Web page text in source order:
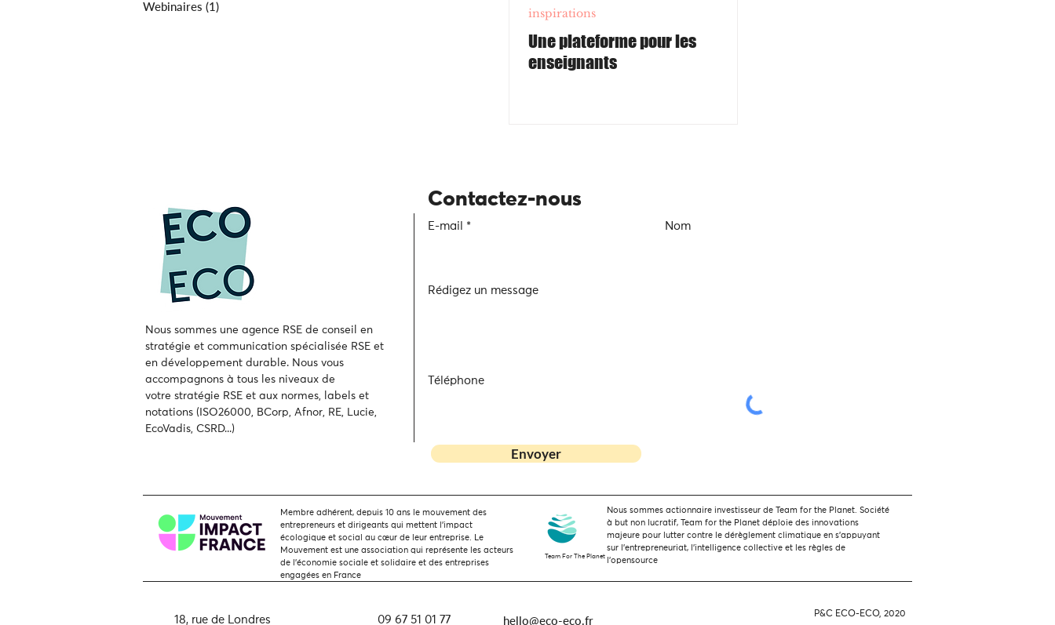
Webinaires (1) inspirations
Une plateforme pour les
enseignants
Nous sommes une agence RSE de conseil en
stratégie et communication spécialisée RSE et
en développement durable. Nous vous
accompagnons à tous les niveaux de
votrestratégie RSE et aux normes, labels et
notations (ISO26000, BCorp, Afnor, RE, Lucie,
EcoVadis, CSRD...)
Contactez-nous
E-mail Nom
Rédigez un message
Téléphone
Envoyer
Membre adhérent, depuis 10 ans le mouvement des
entrepreneurs et dirigeants qui mettent l’impact
écologique et social au cœur de leur entreprise. Le
Mouvement est une association qui représente les acteurs
de l'économie sociale et solidaire et des entreprises
engagées en France
Nous sommes actionnaire investisseur de Team for the Planet. Société
à but non lucratif, Team for the Planet déploie des innovations
majeure pour lutter contre le dérèglement climatique en s'appuyant
sur l'entrepreneuriat, l'intelligence collective et les règles de
l'opensource
Team For The Planet
18, rue de Londres 09 67 51 01 77 hello@eco-eco.fr P&C ECO-ECO, 2020